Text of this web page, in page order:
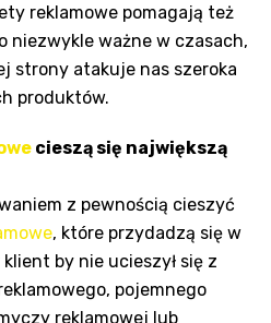
reklamowe pomagają też
niezwykle ważne w czasach,
strony atakuje nas szeroka
produktów.
cieszą się największą
z pewnością cieszyć
, które przydadzą się w
by nie ucieszył się z
pojemnego
reklamowej lub